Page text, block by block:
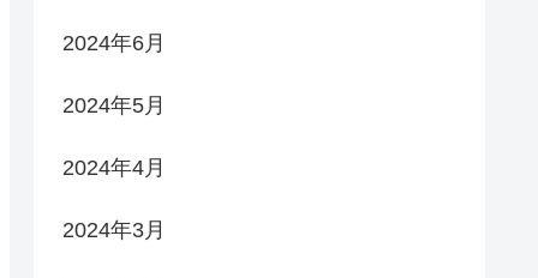
2024年6月
2024年5月
2024年4月
2024年3月